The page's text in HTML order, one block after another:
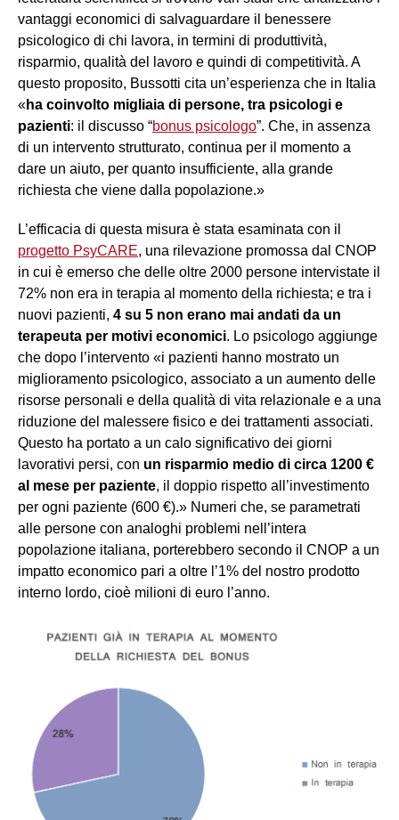
vantaggi economici di salvaguardare il benessere
psicologico di chi lavora, in termini di produttività,
risparmio, qualità del lavoro e quindi di competitività. A
questo proposito, Bussotti cita un’esperienza che in Italia
«ha coinvolto migliaia di persone, tra psicologi e
pazienti: il discusso “bonus psicologo”. Che, in assenza
di un intervento strutturato, continua per il momento a
dare un aiuto, per quanto insufficiente, alla grande
richiesta che viene dalla popolazione.»
L’efficacia di questa misura è stata esaminata con il
progetto PsyCARE, una rilevazione promossa dal CNOP
in cui è emerso che delle oltre 2000 persone intervistate il
72% non era in terapia al momento della richiesta; e tra i
nuovi pazienti, 4 su 5 non erano mai andati da un
terapeuta per motivi economici. Lo psicologo aggiunge
che dopo l’intervento «i pazienti hanno mostrato un
miglioramento psicologico, associato a un aumento delle
risorse personali e della qualità di vita relazionale e a una
riduzione del malessere fisico e dei trattamenti associati.
Questo ha portato a un calo significativo dei giorni
lavorativi persi, con un risparmio medio di circa 1200 €
al mese per paziente, il doppio rispetto all’investimento
per ogni paziente (600 €).» Numeri che, se parametrati
alle persone con analoghi problemi nell’intera
popolazione italiana, porterebbero secondo il CNOP a un
impatto economico pari a oltre l’1% del nostro prodotto
interno lordo, cioè milioni di euro l’anno.